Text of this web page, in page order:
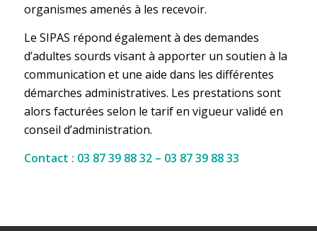
organismes amenés à les recevoir.
Le SIPAS répond également à des demandes
d’adultes sourds visant à apporter un soutien à la
communication et une aide dans les différentes
démarches administratives. Les prestations sont
alors facturées selon le tarif en vigueur validé en
conseil d’administration.
Contact : 03 87 39 88 32 – 03 87 39 88 33